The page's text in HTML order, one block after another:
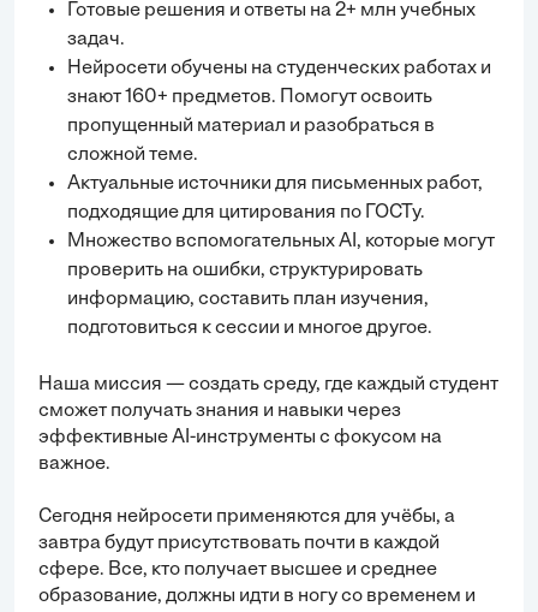
Готовые решения и ответы на 2+ млн учебных
задач.
Нейросети обучены на студенческих работах и
знают 160+ предметов. Помогут освоить
пропущенный материал и разобраться в
сложной теме.
Актуальные источники для письменных работ,
подходящие для цитирования по ГОСТу.
Множество вспомогательных AI, которые могут
проверить на ошибки, структурировать
информацию, составить план изучения,
подготовиться к сессии и многое другое.
Наша миссия — создать среду, где каждый студент
сможет получать знания и навыки через
эффективные AI-инструменты с фокусом на
важное.
Сегодня нейросети применяются для учёбы, а
завтра будут присутствовать почти в каждой
сфере. Все, кто получает высшее и среднее
образование, должны идти в ногу со временем и